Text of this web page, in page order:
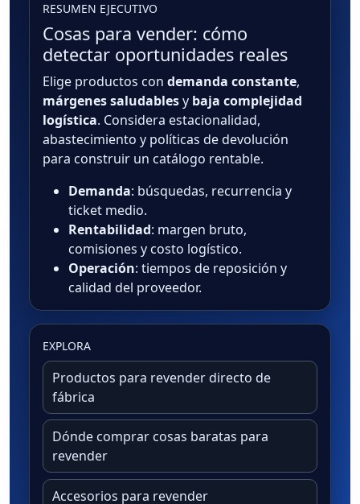
RESUMEN EJECUTIVO
Cosas para vender: cómo
detectar oportunidades reales
Elige productos con demanda constante,
márgenes saludablesy baja complejidad
logística. Considera estacionalidad,
abastecimiento y políticas de devolución
para construir un catálogo rentable.
Demanda: búsquedas, recurrencia y
ticket medio.
Rentabilidad: margen bruto,
comisiones y costo logístico.
Operación: tiempos de reposición y
calidad del proveedor.
EXPLORA
Productos para revender directo de
fábrica
Dónde comprar cosas baratas para
revender
Accesorios para revender